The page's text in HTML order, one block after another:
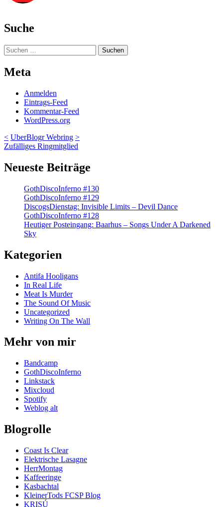
Suche
Suchen
nach:
Meta
Anmelden
Eintrags-Feed
Kommentar-Feed
WordPress.org
< UberBlogr Webring >
Zufälliges Ringmitglied
Neueste Beiträge
GothDiscoInferno #130
GothDiscoInferno #129
DiscogsDienstag: Invisible Limits – Devil Dance
GothDiscoInferno #128
Heutiger Posteingang: Baarhus – Songs Under A Darkened
Sky
Kategorien
Antifa Hooligans
In Real Life
Meat Is Murder
The Sound Of Music
Uncategorized
Writing On The Wall
Mehr von mir
Bandcamp
GothDiscoInferno
Linkstack
Mixcloud
Spotify
Weblog alt
Blogrolle
Coast Is Clear
Elektrische Lasagne
HerrMontag
Kaffeeringe
Kasbachtal
KleinerTods FCSP Blog
KRISÚ